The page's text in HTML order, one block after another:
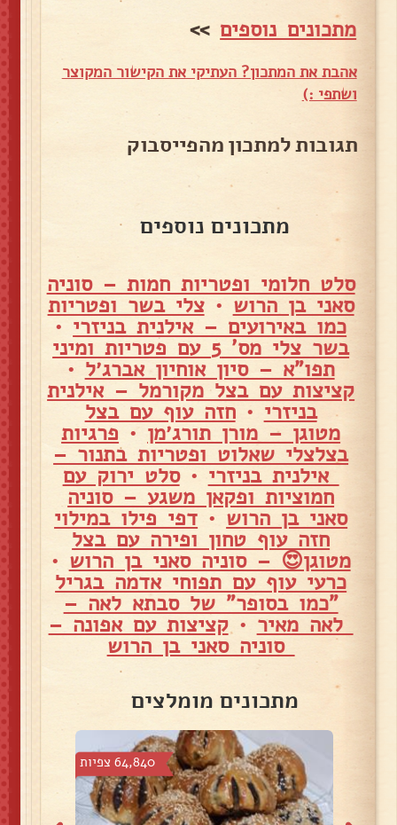
מתכונים נוספים >>
אהבת את המתכון? העתיקי את הקישור המקוצר
ושתפי :)
תגובות למתכון מהפייסבוק
מתכונים נוספים
סלט חלומי ופטריות חמות – סוניה
סאני בן הרוש •צלי בשר ופטריות
כמו באירועים – אילנית בניזרי •
בשר צלי מס' 5 עם פטריות ומיני
תפו"א – סיון אוחיון אברג׳ל •
קציצות עם בצל מקורמל – אילנית
בניזרי •חזה עוף עם בצל
מטוגן – מורן תורג׳מן • פרגיות
בצלצלי שאלוט ופטריות בתנור –
אילנית בניזרי •סלט ירוק עם
חמוציות ופקאן משגע – סוניה
סאני בן הרוש • דפי פילו במילוי
חזה עוף טחון ופירה עם בצל
מטוגן😍 – סוניה סאני בן הרוש •
כרעי עוף עם תפוחי אדמה בגריל
"כמו בסופר" של סבתא לאה –
לאה מאיר •קציצות עם אפונה –
סוניה סאני בן הרוש
מתכונים מומלצים
64,840 צפיות